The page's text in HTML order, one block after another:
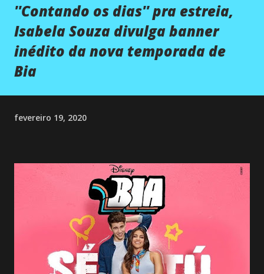
''Contando os dias'' pra estreia,
Isabela Souza divulga banner
inédito da nova temporada de
Bia
fevereiro 19, 2020